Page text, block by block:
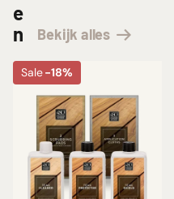
e
n
Bekijk alles
Sale-18%